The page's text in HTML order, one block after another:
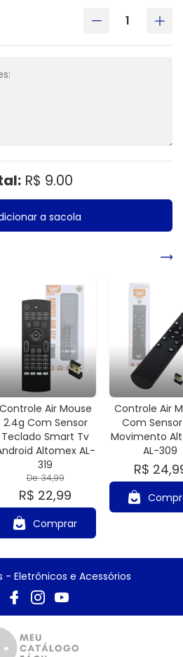
R$ 9.00
a sacola
Controle Air Mouse
2.4g Com Sensor
Teclado Smart Tv
Altomex AL-
319
De: 34,99
R$ 22,99
Comprar
Controle Air
Com
Movimento
AL-309
R$
- Eletrônicos e Acessórios